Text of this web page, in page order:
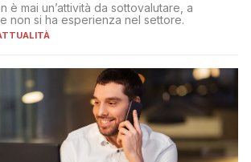
è mai un’attività da sottovalutare, a
non si ha esperienza nel settore.